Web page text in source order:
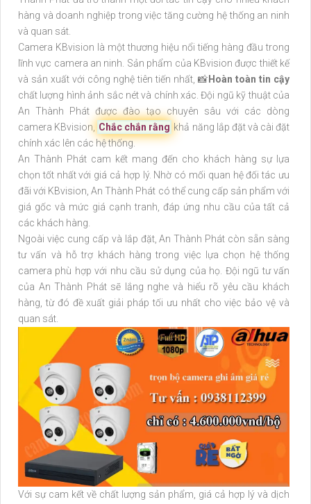
hàng và doanh nghiệp trong việc tăng cường hệ thống an ninh
và quan sát.
Camera KBvision là một thương hiệu nổi tiếng hàng đầu trong
lĩnh vực camera an ninh. Sản phẩm của KBvision được thiết kế
và sản xuất với công nghệ tiên tiến nhất, 📸 Hoàn toàn tin cậy
chất lượng hình ảnh sắc nét và chính xác. Đội ngũ kỹ thuật của
An Thành Phát được đào tạo chuyên sâu với các dòng
camera KBvision, Chắc chắn rằng khả năng lắp đặt và cài đặt
chính xác lên các hệ thống.
An Thành Phát cam kết mang đến cho khách hàng sự lựa
chọn tốt nhất với giá cả hợp lý. Nhờ có mối quan hệ đối tác ưu
đãi với KBvision, An Thành Phát có thể cung cấp sản phẩm với
giá gốc và mức giá cạnh tranh, đáp ứng nhu cầu của tất cả
các khách hàng.
Ngoài việc cung cấp và lắp đặt, An Thành Phát còn sẵn sàng
tư vấn và hỗ trợ khách hàng trong việc lựa chọn hệ thống
camera phù hợp với nhu cầu sử dụng của họ. Đội ngũ tư vấn
của An Thành Phát sẽ lắng nghe và hiểu rõ yêu cầu khách
hàng, từ đó đề xuất giải pháp tối ưu nhất cho việc bảo vệ và
quan sát.
Với sự cam kết về chất lượng sản phẩm, giá cả hợp lý và dịch